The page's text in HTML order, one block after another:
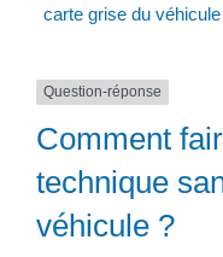
carte grise du
Question-réponse
Comment
technique
véhicule ?